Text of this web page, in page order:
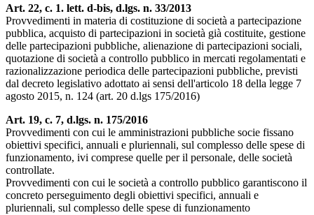
Art. 22, c. 1. lett. d-bis, d.lgs. n. 33/2013
Provvedimenti in materia di costituzione di società a partecipazione
pubblica, acquisto di partecipazioni in società già costituite, gestione
delle partecipazioni pubbliche, alienazione di partecipazioni sociali,
quotazione di società a controllo pubblico in mercati regolamentati e
razionalizzazione periodica delle partecipazioni pubbliche, previsti
dal decreto legislativo adottato ai sensi dell'articolo 18 della legge 7
agosto 2015, n. 124 (art. 20 d.lgs 175/2016)
Art. 19, c. 7, d.lgs. n. 175/2016
Provvedimenti con cui le amministrazioni pubbliche socie fissano
obiettivi specifici, annuali e pluriennali, sul complesso delle spese di
funzionamento, ivi comprese quelle per il personale, delle società
controllate.
Provvedimenti con cui le società a controllo pubblico garantiscono il
concreto perseguimento degli obiettivi specifici, annuali e
pluriennali, sul complesso delle spese di funzionamento